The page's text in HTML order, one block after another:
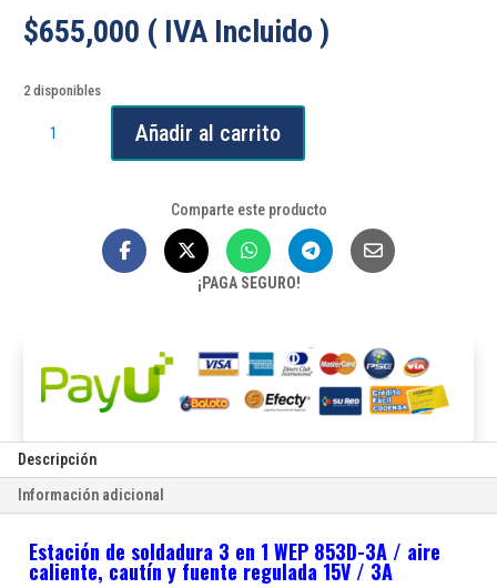
$655,000 ( IVA Incluido )
2 disponibles
aire
caliente,
y
fuente
regulada
3A
Añadir al carrito
Comparte este producto
¡PAGA SEGURO!
Descripción
Información adicional
Estación de soldadura 3 en 1 WEP 853D-3A / aire
caliente, cautín y fuente regulada 15V / 3A